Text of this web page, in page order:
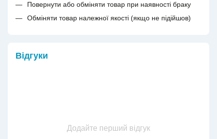
Повернути або обміняти товар при наявності браку
Обміняти товар належної якості (якщо не підійшов)
Відгуки
Додайте перший відгук